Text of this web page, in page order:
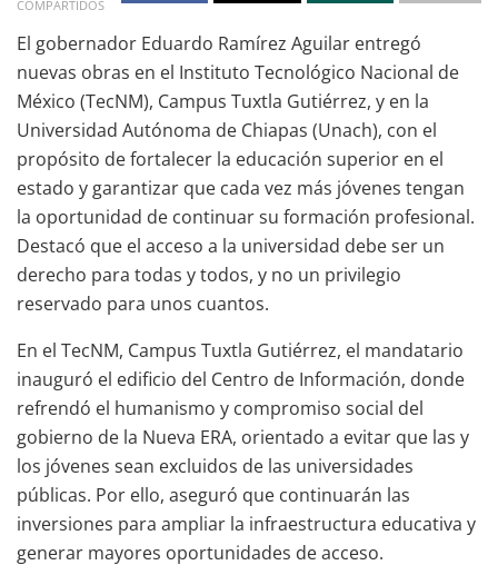
COMPARTIDOS
El gobernador Eduardo Ramírez Aguilar entregó
nuevas obras en el Instituto Tecnológico Nacional de
México (TecNM), Campus Tuxtla Gutiérrez, y en la
Universidad Autónoma de Chiapas (Unach), con el
propósito de fortalecer la educación superior en el
estado y garantizar que cada vez más jóvenes tengan
la oportunidad de continuar su formación profesional.
Destacó que el acceso a la universidad debe ser un
derecho para todas y todos, y no un privilegio
reservado para unos cuantos.
En el TecNM, Campus Tuxtla Gutiérrez, el mandatario
inauguró el edificio del Centro de Información, donde
refrendó el humanismo y compromiso social del
gobierno de la Nueva ERA, orientado a evitar que las y
los jóvenes sean excluidos de las universidades
públicas. Por ello, aseguró que continuarán las
inversiones para ampliar la infraestructura educativa y
generar mayores oportunidades de acceso.